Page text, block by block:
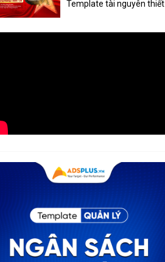
Template tài nguyên thiết